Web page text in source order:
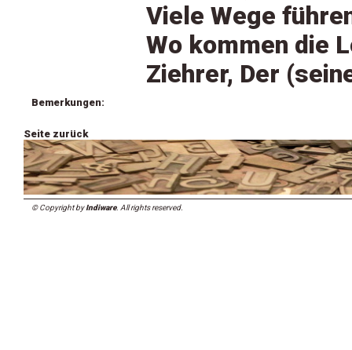
Viele Wege
Wo kommen die
Ziehrer, Der
Bemerkungen:
Seite zurück
© Copyright byIndiware. All rights reserved.